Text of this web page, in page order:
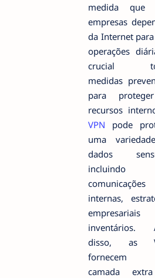
medida que
empresas
da Internet
operações
crucial
medidas
para
recursos
VPN pode
uma
dados
incluindo
comunicações
internas,
inventários.
disso, as
fornecem
camada